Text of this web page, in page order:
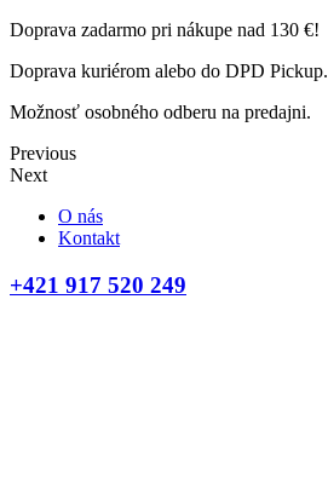
Doprava zadarmo pri nákupe nad 130 €!
Doprava kuriérom alebo do DPD Pickup.
Možnosť osobného odberu na predajni.
Previous
Next
O nás
Kontakt
+421 917 520 249